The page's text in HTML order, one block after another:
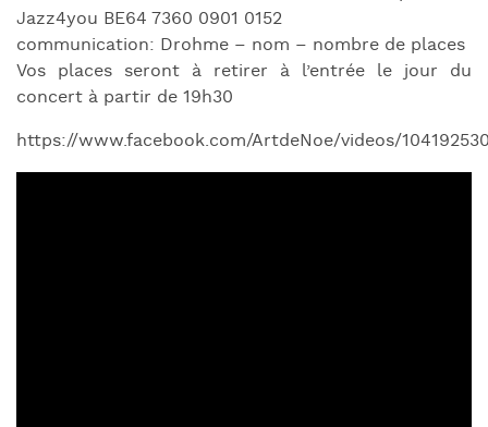
Jazz4you BE64 7360 0901 0152
communication: Drohme – nom – nombre de places
Vos places seront à retirer à l’entrée le jour du
concert à partir de 19h30
https://www.facebook.com/ArtdeNoe/videos/